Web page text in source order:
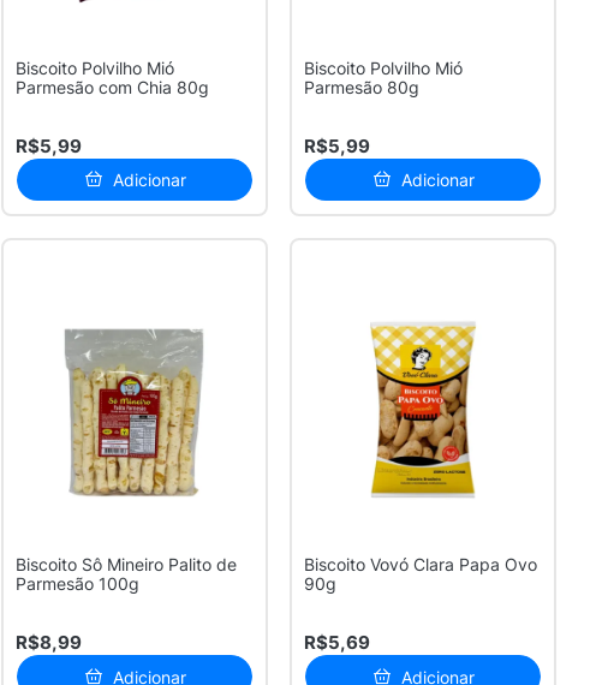
Biscoito Polvilho Mió
Parmesão com Chia 80g
R$5,99
Adicionar
Biscoito Polvilho Mió
Parmesão 80g
R$5,99
Adicionar
Biscoito Sô Mineiro Palito de
Parmesão 100g
R$8,99
Adicionar
Biscoito Vovó Clara Papa Ovo
90g
R$5,69
Adicionar